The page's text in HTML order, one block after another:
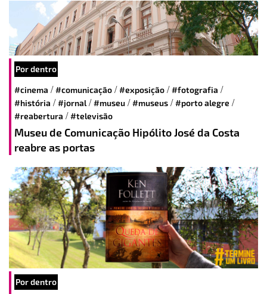
Por dentro
#cinema /#comunicação /#exposição /#fotografia /
#história /#jornal/#museu /#museus /#porto alegre /
#reabertura /#televisão
Museu de Comunicação Hipólito José da Costa
reabre as portas
Por dentro